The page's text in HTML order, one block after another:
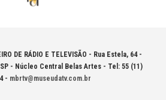
DE RÁDIO E TELEVISÃO - Rua Estela, 64 -
- Núcleo Central Belas Artes - Tel: 55 (11)
- mbrtv@museudatv.com.br